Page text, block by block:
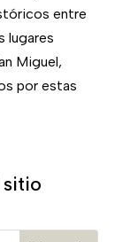
entre
lugares
Miguel,
por estas